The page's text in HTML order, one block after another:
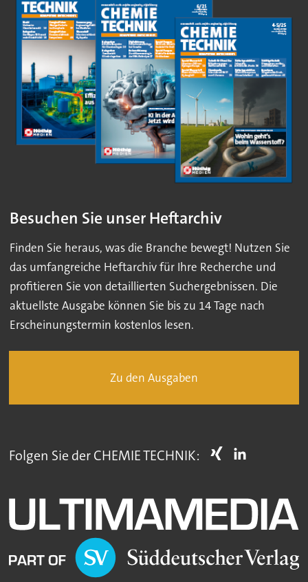
Besuchen Sie unser Heftarchiv
Finden Sie heraus, was die Branche bewegt! Nutzen Sie
das umfangreiche Heftarchiv für Ihre Recherche und
profitieren Sie von detaillierten Suchergebnissen. Die
aktuellste Ausgabe können Sie bis zu 14 Tage nach
Erscheinungstermin kostenlos lesen.
Zu den Ausgaben
Folgen Sie der CHEMIE TECHNIK: